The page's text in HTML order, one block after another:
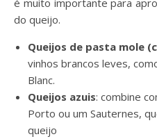
é muito importante para
do queijo.
Queijos de pasta mole
vinhos brancos leves,
Blanc.
Queijos azuis: combine
Porto ou um Sauternes,
queijo